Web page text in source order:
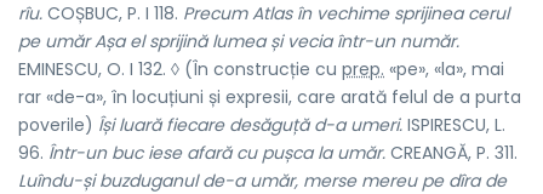
rîu. COȘBUC, P. I 118. Precum Atlas în vechime sprijinea cerul
pe umăr Așa el sprijină lumea și vecia într-un număr.
EMINESCU, O. I 132. ◊ (În construcție cu prep. «pe», «la», mai
rar «de-a», în locuțiuni și expresii, care arată felul de a purta
poverile) Își luară fiecare desăguță d-a umeri. ISPIRESCU, L.
96. Într-un buc iese afară cu pușca la umăr. CREANGĂ, P. 311.
Luîndu-și buzduganul de-a umăr, merse mereu pe dîra de